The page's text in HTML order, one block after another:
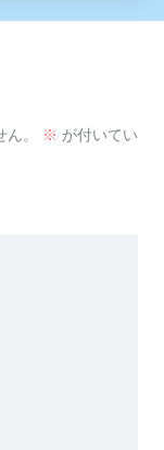
。 ※ が付いてい